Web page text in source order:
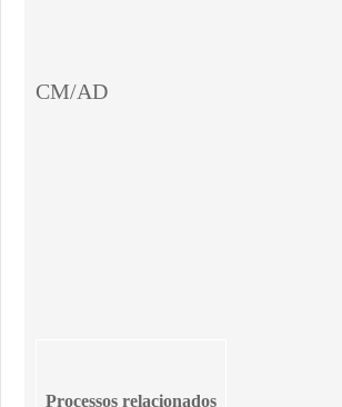
CM/AD
Processos relacionados